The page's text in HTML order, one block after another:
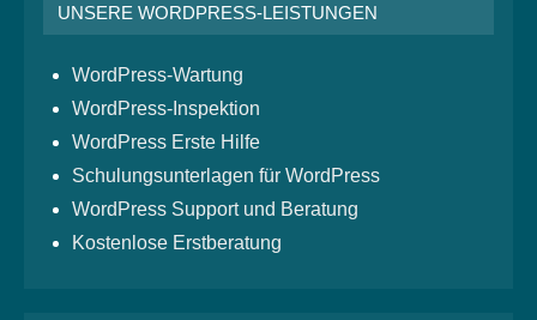
UNSERE WORDPRESS-LEISTUNGEN
WordPress-Wartung
WordPress-Inspektion
WordPress Erste Hilfe
Schulungsunterlagen für WordPress
WordPress Support und Beratung
Kostenlose Erstberatung